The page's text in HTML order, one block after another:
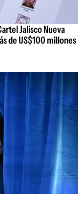
Jalisco Nueva
de US$100 millones